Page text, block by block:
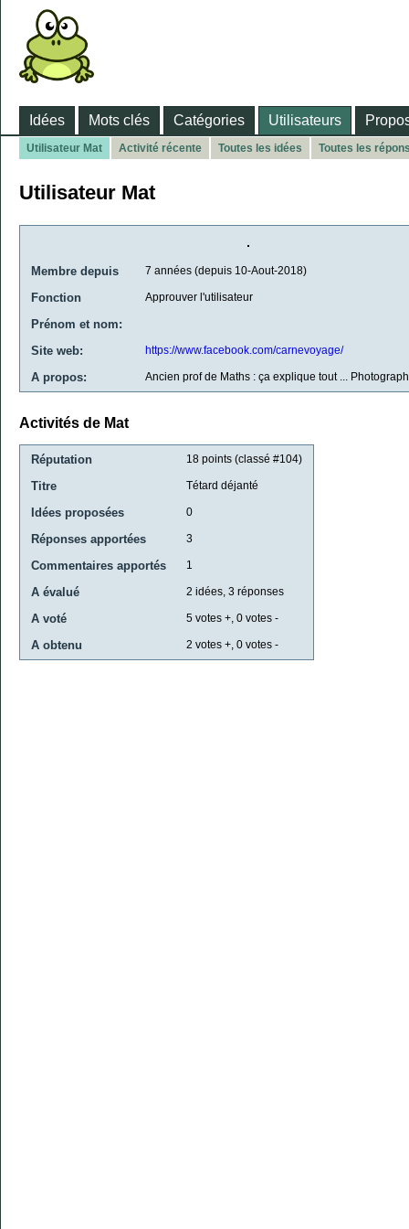
Idées Mots clés Catégories Utilisateurs
Utilisateur Mat Activité récente Toutes les idées Toutes les
Utilisateur Mat
Membre depuis 7 années (depuis 10-Aout-2018)
Fonction Approuver l'utilisateur
Prénom et nom:
Site web:
https://www.facebook.com/carnevoyage/
A propos: Ancien prof de Maths : ça explique tout ...
Activités de Mat
Réputation 18 points (classé #104)
Titre Tétard déjanté
Idées proposées 0
Réponses apportées 3
Commentaires apportés 1
A évalué 2 idées, 3 réponses
A voté 5 votes +, 0 votes -
A obtenu 2 votes +, 0 votes -